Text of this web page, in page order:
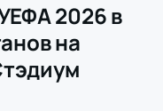
2026 в
на